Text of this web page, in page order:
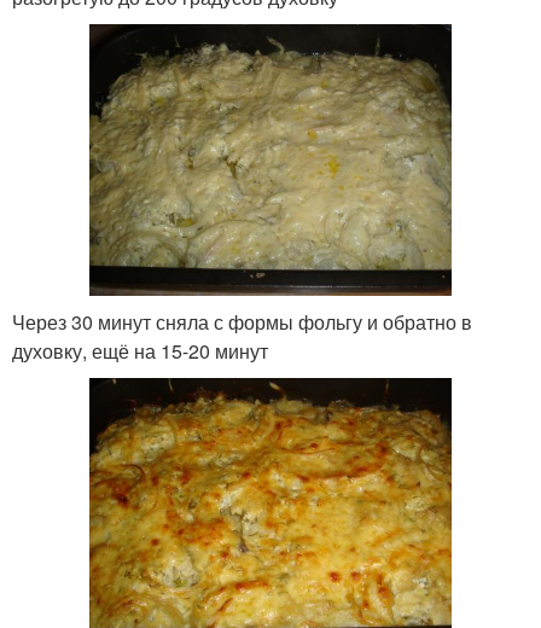
Через 30 минут сняла с формы фольгу и обратно в
духовку, ещё на 15-20 минут